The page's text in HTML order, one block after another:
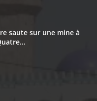
saute sur une mine à